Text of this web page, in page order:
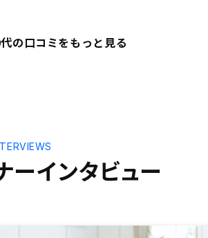
の口コミをもっと見る
ーインタビュー